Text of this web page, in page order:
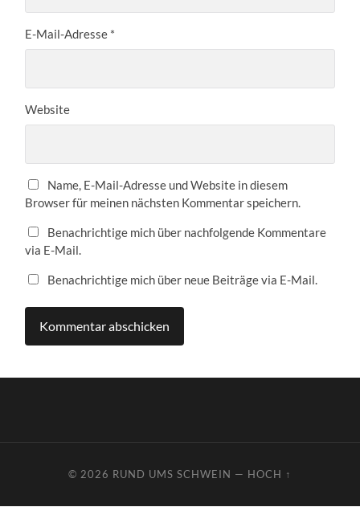
E-Mail-Adresse *
Website
Name, E-Mail-Adresse und Website in diesem
Browser für meinen nächsten Kommentar speichern.
Benachrichtige mich über nachfolgende Kommentare
via E-Mail.
Benachrichtige mich über neue Beiträge via E-Mail.
© 2026 RUND UMS SCHWEIN — HOCH ↑